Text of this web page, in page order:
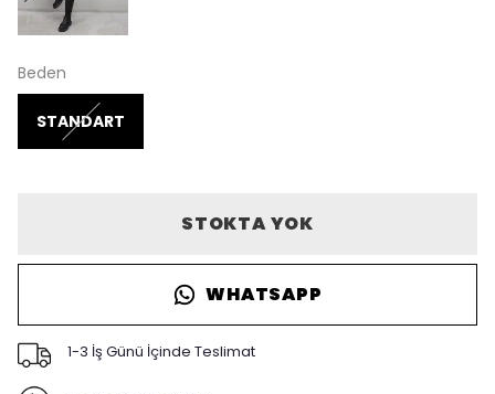
Beden
STANDART
STOKTA YOK
WHATSAPP
1-3 İş Günü İçinde Teslimat